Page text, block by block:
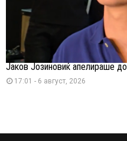
Јаков Јозиновиќ апелираше
17:01 - 6 август, 2026